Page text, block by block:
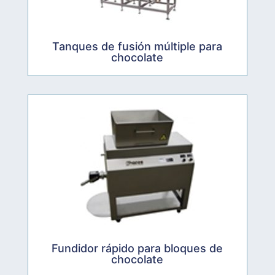
Tanques de fusión múltiple para
chocolate
Fundidor rápido para bloques de
chocolate